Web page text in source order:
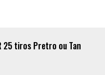
25 tiros Pretro ou Tan